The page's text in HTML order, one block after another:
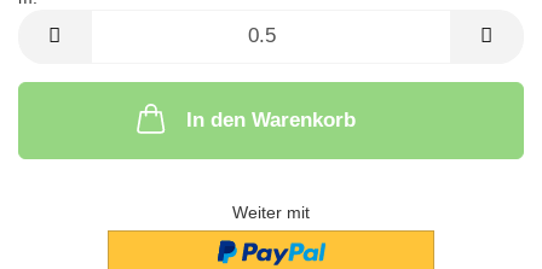
In den Warenkorb
Weiter mit